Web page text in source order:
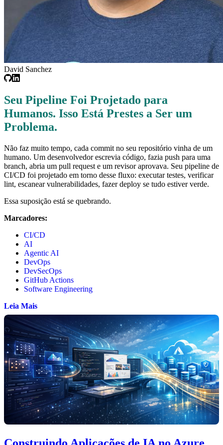
David Sanchez
Seu Pipeline Foi Projetado para
Humanos. Isso Está Prestes a Ser um
Problema.
Não faz muito tempo, cada commit no seu repositório vinha de um
humano. Um desenvolvedor escrevia código, fazia push para uma
branch, abria um pull request e um revisor aprovava. Seu pipeline de
CI/CD foi projetado em torno desse fluxo: executar testes, verificar
lint, escanear vulnerabilidades, fazer deploy se tudo estiver verde.
Essa suposição está se quebrando.
Marcadores:
CI/CD
AI
Agentic AI
DevOps
DevSecOps
GitHub Actions
Software Engineering
Leia Mais